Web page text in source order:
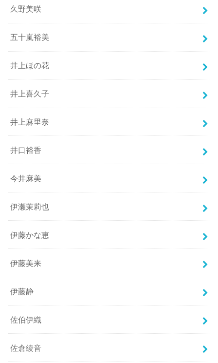
久野美咲
五十嵐裕美
井上ほの花
井上喜久子
井上麻里奈
井口裕香
今井麻美
伊瀬茉莉也
伊藤かな恵
伊藤美来
伊藤静
佐伯伊織
佐倉綾音